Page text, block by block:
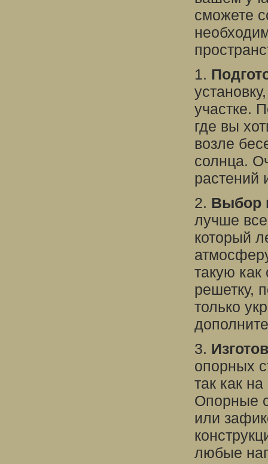
сможете
1.
участке.
где вы
возле
солнца.
растений
2. Выбор
лучше
который
такую
решетку,
только
3.
опорных
так как
Опорные
или
любые